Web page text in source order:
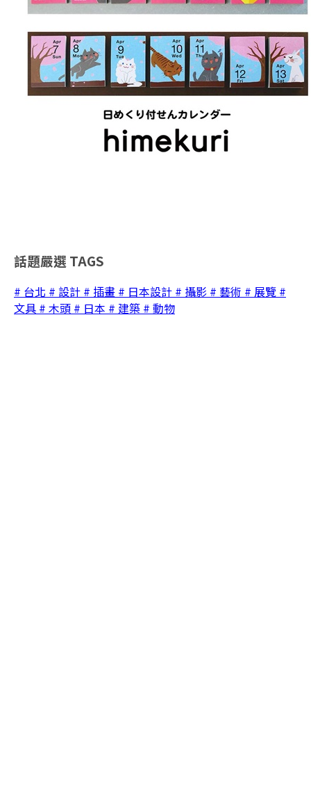
話題嚴選 TAGS
# 台北 # 設計 # 插畫 # 日本設計 # 攝影 # 藝術 # 展覽 #
文具 # 木頭 # 日本 # 建築 # 動物